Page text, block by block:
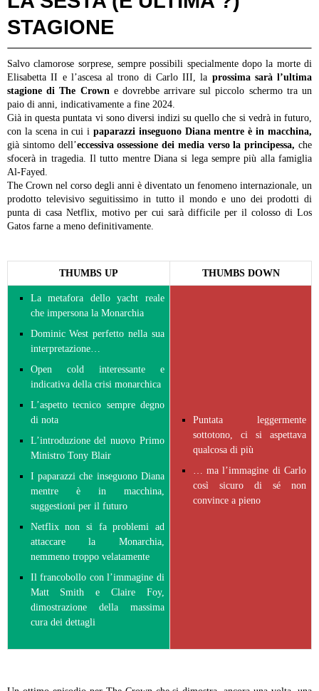
STAGIONE
Salvo clamorose sorprese, sempre possibili specialmente dopo la morte di
Elisabetta II e l’ascesa al trono di Carlo III, la prossima sarà l’ultima
stagione di The Crowne dovrebbe arrivare sul piccolo schermo tra un
paio di anni, indicativamente a fine 2024.
Già in questa puntata vi sono diversi indizi su quello che si vedrà in futuro,
con la scena in cui i paparazzi inseguono Diana mentre è in macchina,
già sintomo dell’eccessiva ossessione dei media verso la principessa,che
sfocerà in tragedia. Il tutto mentre Diana si lega sempre più alla famiglia
Al-Fayed.
The Crown nel corso degli anni è diventato un fenomeno internazionale, un
prodotto televisivo seguitissimo in tutto il mondo e uno dei prodotti di
punta di casa Netflix, motivo per cui sarà difficile per il colosso di Los
Gatos farne a meno definitivamente.
THUMBS UP THUMBS DOWN
La metafora dello yacht reale
che impersona la Monarchia
Dominic West perfetto nella sua
interpretazione…
Open cold interessante e
indicativa della crisi monarchica
L’aspetto tecnico sempre degno
di nota
L’introduzione del nuovo Primo
Ministro Tony Blair
I paparazzi che inseguono Diana
mentre è in macchina,
suggestioni per il futuro
Netflix non si fa problemi ad
attaccare la Monarchia,
nemmeno troppo velatamente
Il francobollo con l’immagine di
Matt Smith e Claire Foy,
dimostrazione della massima
cura dei dettagli
Puntata leggermente
sottotono, ci si aspettava
qualcosa di più
… ma l’immagine di Carlo
così sicuro di sé non
convince a pieno